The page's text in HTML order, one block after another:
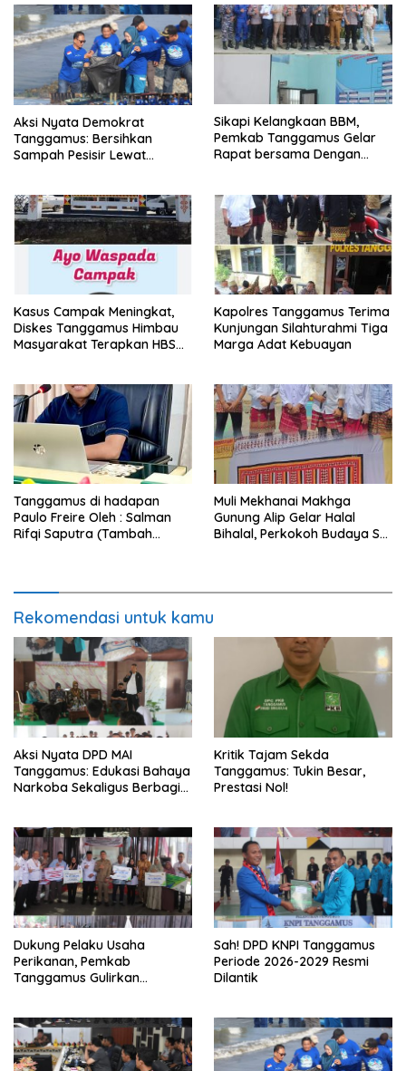
Aksi Nyata Demokrat
Tanggamus: Bersihkan
Sampah Pesisir Lewat
Sikapi Kelangkaan BBM,
Pemkab Tanggamus Gelar
Rapat bersama Dengan
Kasus Campak Meningkat,
Diskes Tanggamus Himbau
Masyarakat Terapkan HBS
Kapolres Tanggamus Terima
Kunjungan Silahturahmi Tiga
Marga Adat Kebuayan
Tanggamus di hadapan
Paulo Freire Oleh : Salman
Rifqi Saputra (Tambah
Muli Mekhanai Makhga
Gunung Alip Gelar Halal
Bihalal, Perkokoh Budaya Sai
Rekomendasi untuk kamu
Aksi Nyata DPD MAI
Tanggamus: Edukasi Bahaya
Narkoba Sekaligus Berbagi
Kritik Tajam Sekda
Tanggamus: Tukin Besar,
Prestasi Nol!
Dukung Pelaku Usaha
Perikanan, Pemkab
Tanggamus Gulirkan
Sah! DPD KNPI Tanggamus
Periode 2026-2029 Resmi
Dilantik